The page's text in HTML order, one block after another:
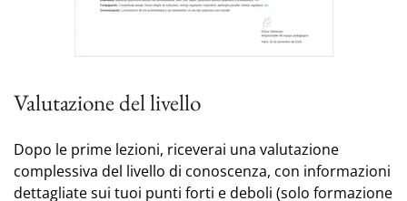
Valutazione del livello
Dopo le prime lezioni, riceverai una valutazione
complessiva del livello di conoscenza, con informazioni
dettagliate sui tuoi punti forti e deboli (solo formazione